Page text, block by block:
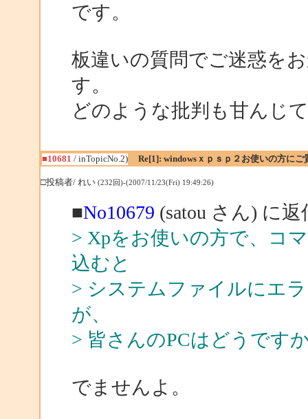
です。
板違いの質問でご迷惑を
す。
どのような批判も甘んじ
■10681 / inTopicNo.2) Re[1]: windowsｘｐｓｐ２お使いの方にご
□投稿者/ れい (232回)-(2007/11/23(Fri) 19:49:26)
■No10679 (satou さん) に返
> Xpをお使いの方で、コ
込むと
> システムファイルにエ
が、
> 皆さんのPCはどうです
でませんよ。